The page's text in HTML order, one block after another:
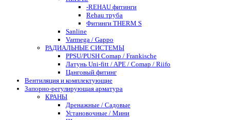
-REHAU фитинги
Rehau труба
Фитинги THERM S
Sanline
Varmega / Gappo
РАДИАЛЬНЫЕ СИСТЕМЫ
PPSU/PUSH Comap / Frankische
Латунь Uni-fitt / APE / Comap / Riifo
Цанговый фитинг
Вентиляция и комплектующие
Запорно-регулирующая арматура
КРАНЫ
Дренажные / Садовые
Установочные / Мини